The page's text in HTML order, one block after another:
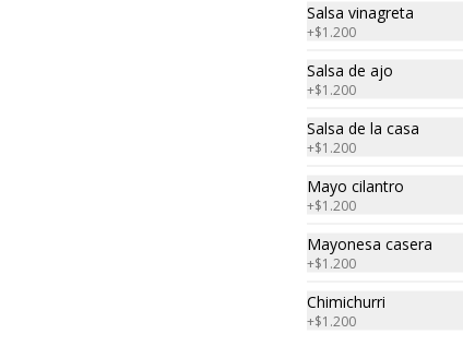
Salsa vinagreta
+$1.200
Salsa de ajo
+$1.200
Salsa de la casa
+$1.200
Mayo cilantro
+$1.200
Mayonesa casera
+$1.200
Chimichurri
+$1.200